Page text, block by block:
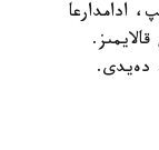
ادامدارعا
دەيدى.